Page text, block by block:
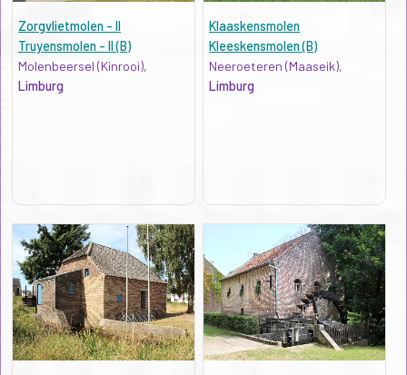
Zorgvlietmolen - II
Truyensmolen - II (B)
Molenbeersel (Kinrooi),
Limburg
Klaaskensmolen
Kleeskensmolen (B)
Neeroeteren (Maaseik),
Limburg